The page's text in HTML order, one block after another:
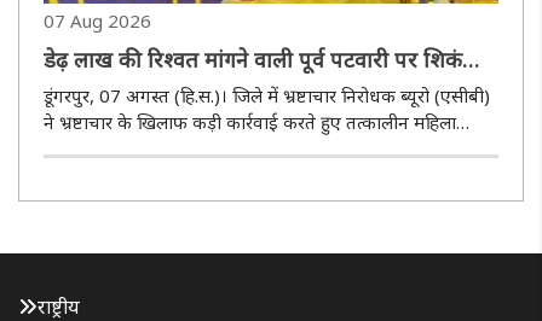
07 Aug 2026
डेढ़ लाख की रिश्वत मांगने वाली पूर्व पटवारी पर शिकंजा :
एसीबी ने दर्ज किया मामला
डूंगरपुर, 07 अगस्त (हि.स.)। जिले में भ्रष्टाचार निरोधक ब्यूरो (एसीबी)
ने भ्रष्टाचार के खिलाफ कड़ी कार्रवाई करते हुए तत्कालीन महिला
राष्ट्रीय